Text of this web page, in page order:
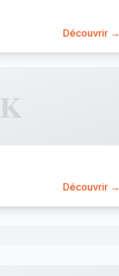
Découvrir →
K
Découvrir →